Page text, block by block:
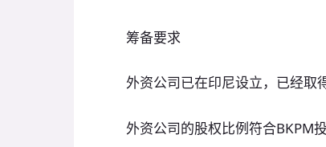
筹备要求
外资公司已在印尼设立，已经取
外资公司的股权比例符合BKPM